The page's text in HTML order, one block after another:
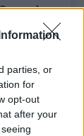
parties, or
for
opt-out
after your
osios